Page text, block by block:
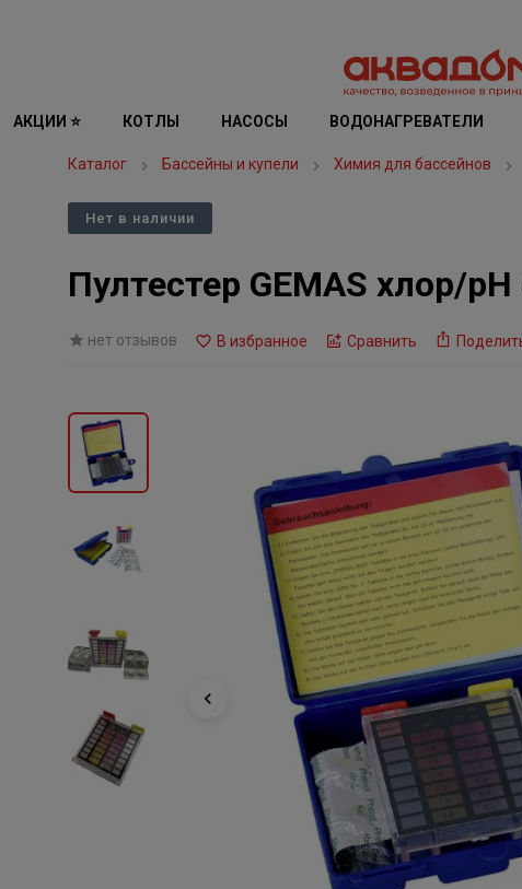
АКЦИИ ⭐ КОТЛЫ НАСОСЫ ВОДОНАГРЕВАТЕЛИ
Каталог Бассейны и купели Химия для бассейнов
Нет в наличии
Пултестер GEMAS хлор/
нет отзывов В избранное Сравнить